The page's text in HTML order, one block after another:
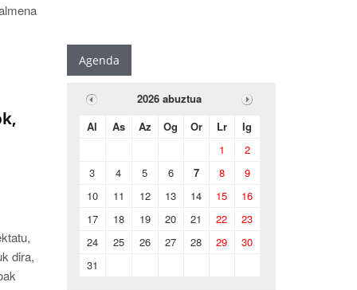
dira,
Agenda
2026 abuztua
Al
As Az Og Or Lr
Ig
1
2
3
4 5 6 7 8
9
10
11 12 13 14 15
16
17
18 19 20 21 22
23
24
25 26 27 28 29
30
31